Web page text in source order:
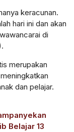
keracunan.
hari ini dan akan
di
merupakan
dan pelajar.
Belajar 13